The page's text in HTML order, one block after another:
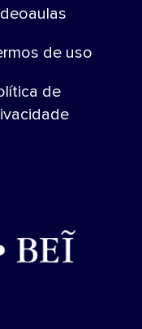
de uso
de